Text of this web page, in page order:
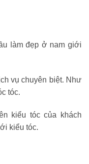
làm đẹp ở nam giới
vụ chuyên biệt. Như
tóc.
kiểu tóc của khách
kiểu tóc.